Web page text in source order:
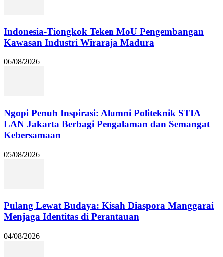
Indonesia-Tiongkok Teken MoU Pengembangan
Kawasan Industri Wiraraja Madura
06/08/2026
Ngopi Penuh Inspirasi: Alumni Politeknik STIA
LAN Jakarta Berbagi Pengalaman dan Semangat
Kebersamaan
05/08/2026
Pulang Lewat Budaya: Kisah Diaspora Manggarai
Menjaga Identitas di Perantauan
04/08/2026